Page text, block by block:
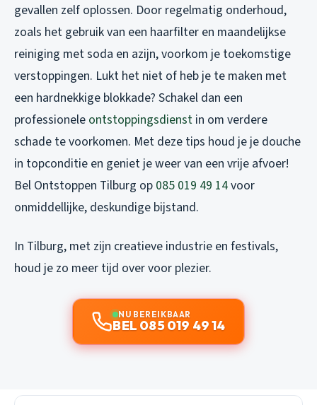
gevallen zelf oplossen. Door regelmatig onderhoud,
zoals het gebruik van een haarfilter en maandelijkse
reiniging met soda en azijn, voorkom je toekomstige
verstoppingen. Lukt het niet of heb je te maken met
een hardnekkige blokkade? Schakel dan een
professionele ontstoppingsdienst in om verdere
schade te voorkomen. Met deze tips houd je je douche
in topconditie en geniet je weer van een vrije afvoer!
Bel Ontstoppen Tilburg op 085 019 49 14voor
onmiddellijke, deskundige bijstand.
In Tilburg, met zijn creatieve industrie en festivals,
houd je zo meer tijd over voor plezier.
NU BEREIKBAAR
BEL 085 019 49 14